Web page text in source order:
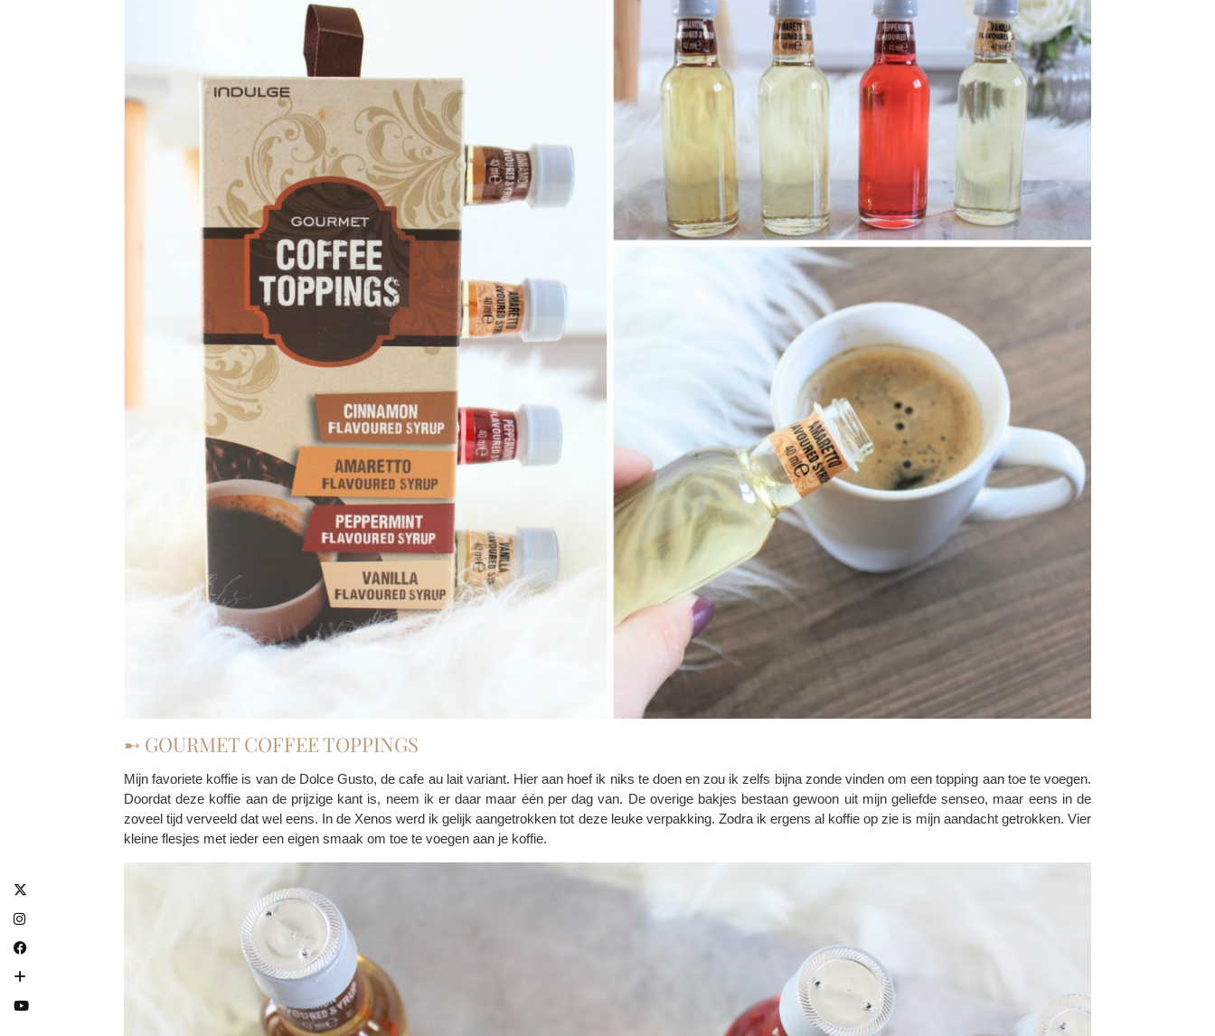
➸ GOURMET COFFEE TOPPINGS
Mijn favoriete koffie is van de Dolce Gusto, de cafe au lait variant. Hier aan hoef ik niks te doen en zou ik zelfs bijna zonde vinden om een topping aan toe te voegen.
Doordat deze koffie aan de prijzige kant is, neem ik er daar maar één per dag van. De overige bakjes bestaan gewoon uit mijn geliefde senseo, maar eens in de
zoveel tijd verveeld dat wel eens. In de Xenos werd ik gelijk aangetrokken tot deze leuke verpakking. Zodra ik ergens al koffie op zie is mijn aandacht getrokken. Vier
kleine flesjes met ieder een eigen smaak om toe te voegen aan je koffie.